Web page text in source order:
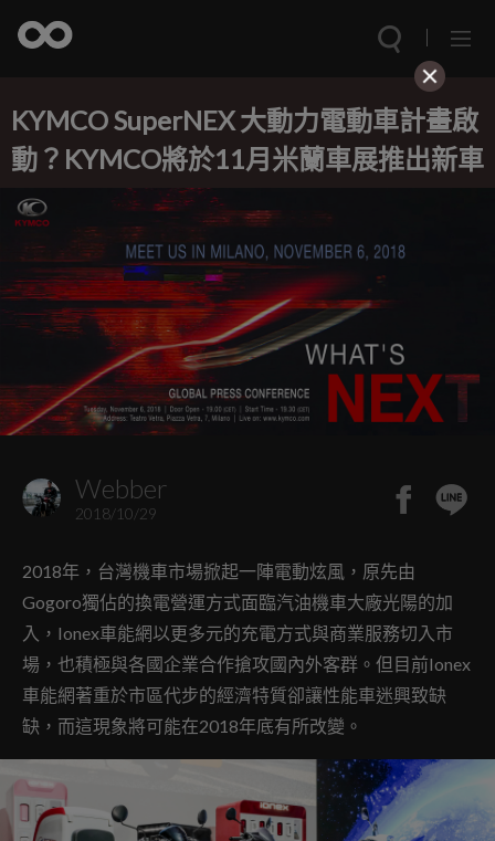
KYMCO SuperNEX 大動力電動車計畫啟
動？KYMCO將於11月米蘭車展推出新車
Webber
2018/10/29
2018年，台灣機車市場掀起一陣電動炫風，原先由
Gogoro獨佔的換電營運方式面臨汽油機車大廠光陽的加
入，Ionex車能網以更多元的充電方式與商業服務切入市
場，也積極與各國企業合作搶攻國內外客群。但目前Ionex
車能網著重於市區代步的經濟特質卻讓性能車迷興致缺
缺，而這現象將可能在2018年底有所改變。